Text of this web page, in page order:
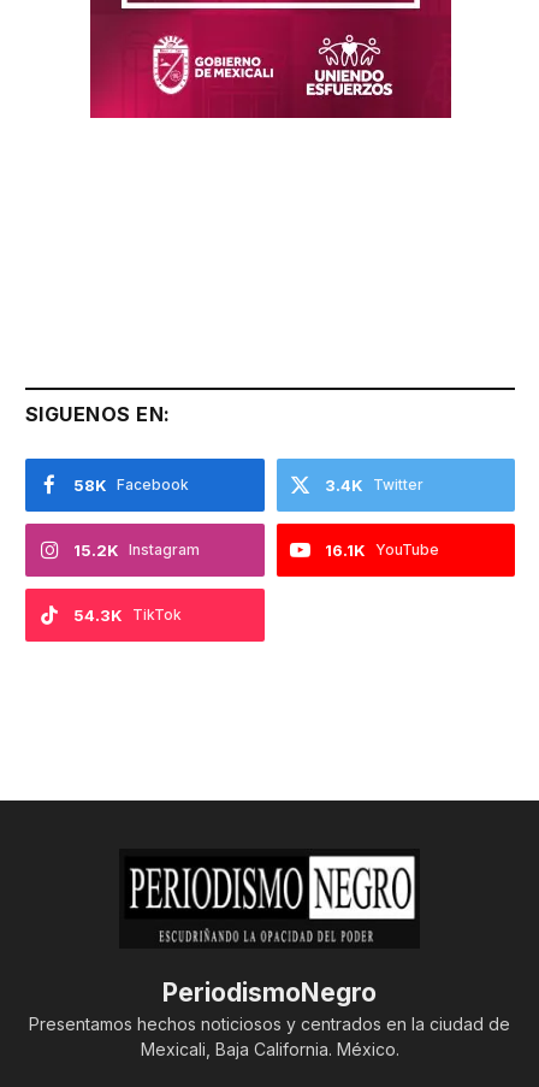
SIGUENOS EN:
Facebook
58K Twitter
3.4K
Instagram
15.2K YouTube
16.1K
TikTok
54.3K
PeriodismoNegro
Presentamos hechos noticiosos y centrados en la ciudad de
Mexicali, Baja California. México.